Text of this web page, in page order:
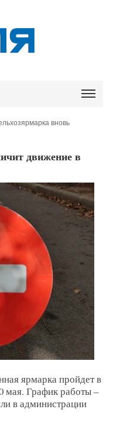
вновь
движение в
ярмарка пройдет в
мая. График работы –
в администрации